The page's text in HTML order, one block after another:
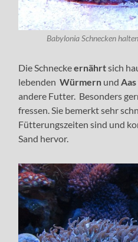
Babylonia Schnecken
Die Schneckeernährtsich
lebendenWürmern und Aas
andere Futter. Besonders
fressen. Sie bemerkt sehr
Fütterungszeiten sind und
Sand hervor.